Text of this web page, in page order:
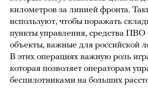
километров за линией фронта.
используют, чтобы поражать
пункты управления, средства ПВО
объекты, важные для российской
В этих операциях важную роль
которая позволяет операторам
беспилотниками на больших